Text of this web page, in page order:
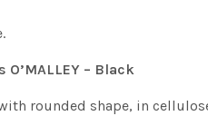
– Black
rounded shape, in